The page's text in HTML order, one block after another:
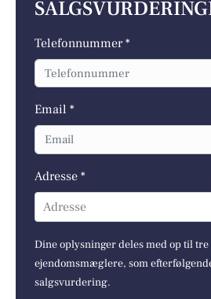
Telefonnummer *
Email *
Adresse *
Adresse
Dine oplysninger deles med op til
ejendomsmæglere, som
salgsvurdering.